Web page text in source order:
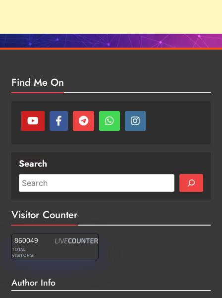
Find Me On
Search
Visitor Counter
860049
TOTAL
VISITORS
Author Info